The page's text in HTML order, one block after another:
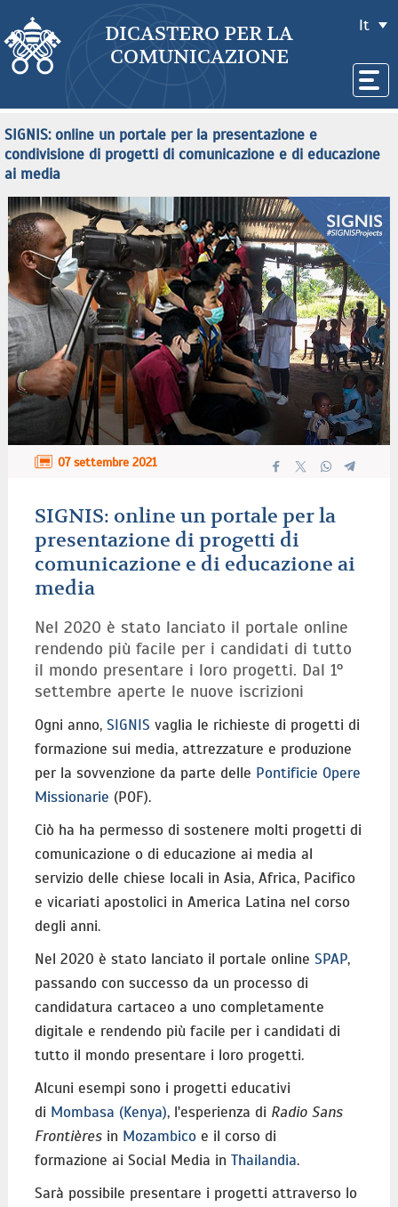
DICASTERO PER LA
COMUNICAZIONE
It
SIGNIS: online un portale per la presentazione e
condivisione di progetti di comunicazione e di educazione
ai media
07 settembre 2021
SIGNIS: online un portale per la
presentazione di progetti di
comunicazione e di educazione ai
media
Nel 2020 è stato lanciato il portale online
rendendo più facile per i candidati di tutto
il mondo presentare i loro progetti. Dal 1°
settembre aperte le nuove iscrizioni
Ogni anno, SIGNIS vaglia le richieste di progetti di
formazione sui media, attrezzature e produzione
per la sovvenzione da parte delle Pontificie Opere
Missionarie (POF).
Ciò ha ha permesso di sostenere molti progetti di
comunicazione o di educazione ai media al
servizio delle chiese locali in Asia, Africa, Pacifico
e vicariati apostolici in America Latina nel corso
degli anni.
Nel 2020 è stato lanciato il portale online SPAP,
passando con successo da un processo di
candidatura cartaceo a uno completamente
digitale e rendendo più facile per i candidati di
tutto il mondo presentare i loro progetti.
Alcuni esempi sono i progetti educativi
di Mombasa (Kenya), l'esperienza di Radio Sans
Frontièresin Mozambicoe il corso di
formazione ai Social Media in Thailandia.
Sarà possibile presentare i progetti attraverso lo